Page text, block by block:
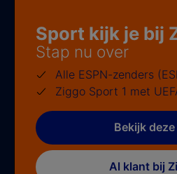
Sport kijk je bij
Stap nu over
Alle ESPN-zenders
Ziggo Sport 1 met
Bekijk deze
Al klant bij